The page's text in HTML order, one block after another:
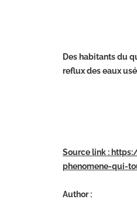
Des habitants du
reflux des eaux
Source link :
phenomene-qui-
Author :